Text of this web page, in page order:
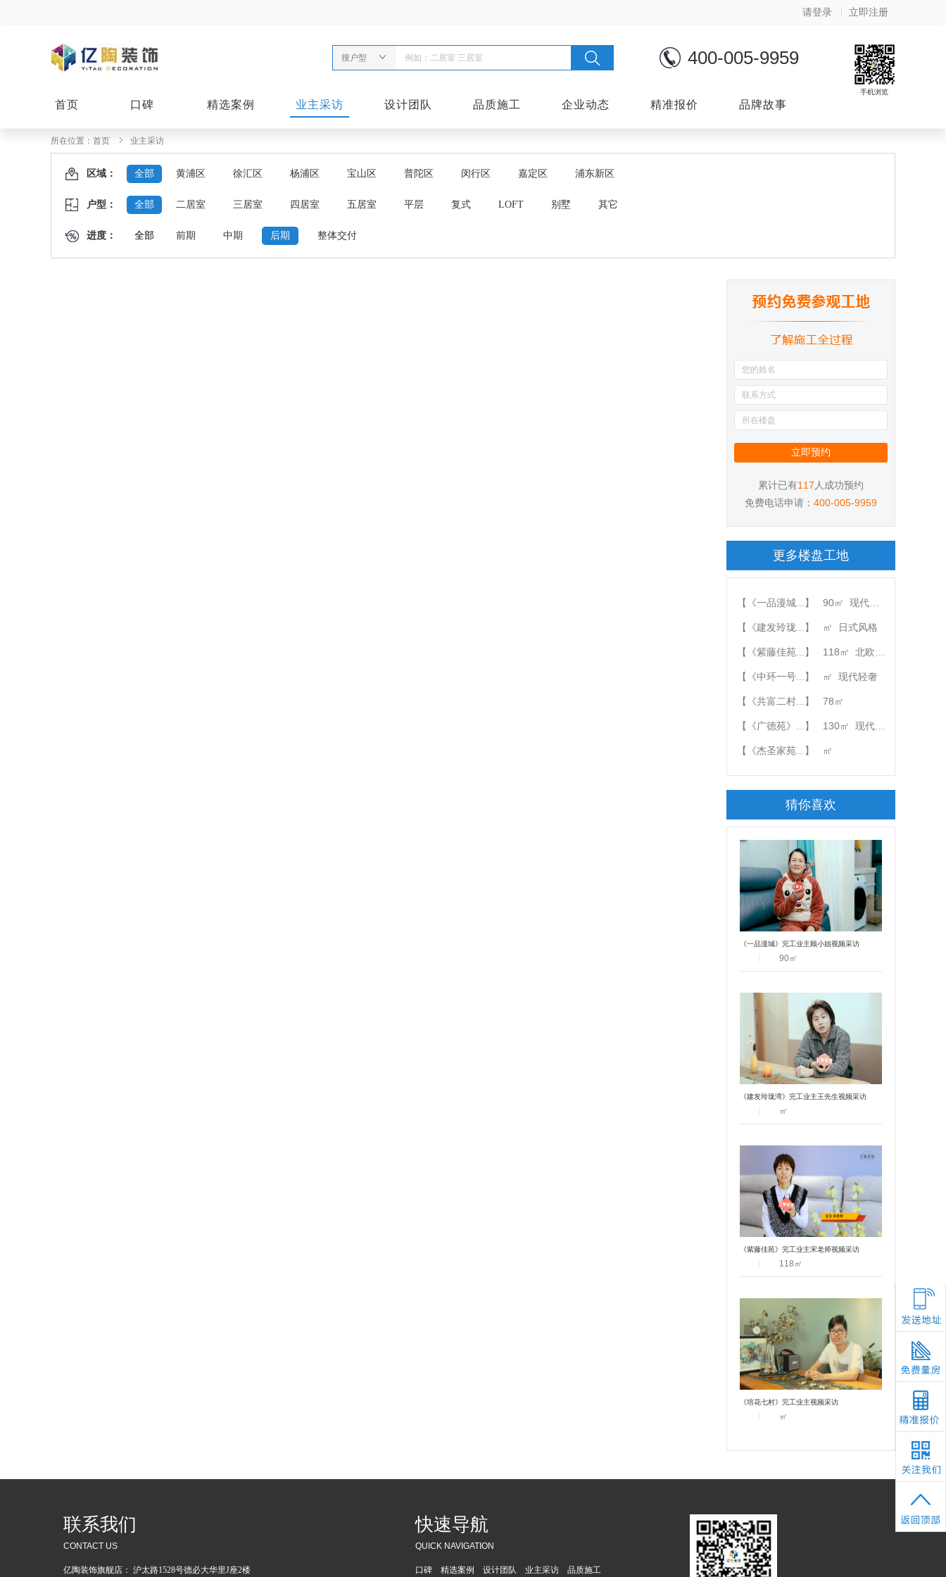
请登录 立即注册
手机浏览
搜户型 400-005-9959
首页 口碑 精选案例 业主采访 设计团队 品质施工 企业动态 精准报价 品牌故事
所在位置： 首页 业主采访
区域： 全部 黄浦区 徐汇区 杨浦区 宝山区 普陀区 闵行区 嘉定区 浦东新区
户型： 全部 二居室 三居室 四居室 五居室 平层 复式 LOFT 别墅 其它
进度： 全部 前期 中期 后期 整体交付
累计已有117 人成功预约
免费电话申请： 400-005-9959
更多楼盘工地
【《一品漫城...】 90㎡ 现代轻奢
【《建发玲珑...】 ㎡ 日式风格
【《紫藤佳苑...】 118 ㎡ 北欧风格
【《中环一号...】 ㎡ 现代轻奢
【《共富二村...】 78 ㎡
【《广德苑》...】 130㎡ 现代简约
【《杰圣家苑...】 ㎡
猜你喜欢
《一品漫城》完工业主顾小姐视频采访
90㎡
《建发玲珑湾》完工业主王先生视频采访
㎡
《紫藤佳苑》完工业主宋老师视频采访
118 ㎡
《培花七村》完工业主视频采访
㎡
联系我们
CONTACT US
亿陶装饰旗舰店： 沪太路1528号德必大华里J座2楼
快速导航
QUICK NAVIGATION
口碑 精选案例 设计团队 业主采访 品质施工